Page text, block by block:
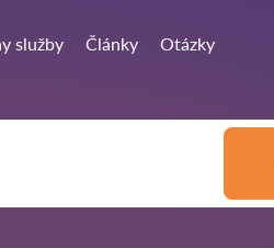
služby Články Otázky